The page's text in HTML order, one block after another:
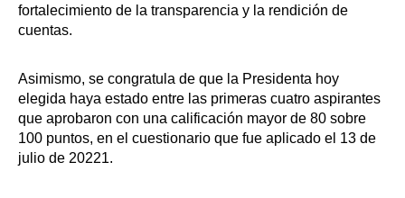
fortalecimiento de la transparencia y la rendición de
cuentas.
Asimismo, se congratula de que la Presidenta hoy
elegida haya estado entre las primeras cuatro aspirantes
que aprobaron con una calificación mayor de 80 sobre
100 puntos, en el cuestionario que fue aplicado el 13 de
julio de 20221.